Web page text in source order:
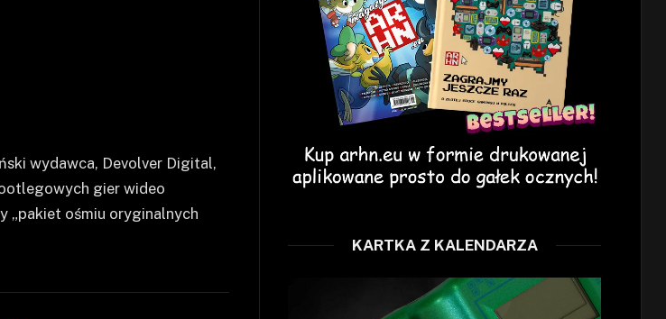
wydawca, Devolver Digital,
gier wideo
„pakiet ośmiu oryginalnych
KARTKA Z KALENDARZA